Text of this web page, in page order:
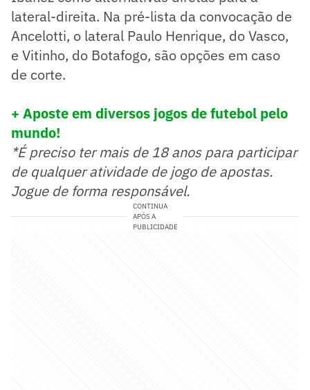
lateral-direita. Na pré-lista da convocação de
Ancelotti, o lateral Paulo Henrique, do Vasco,
e Vitinho, do Botafogo, são opções em caso
de corte.
+ Aposte em diversos jogos de futebol pelo
mundo!
*É preciso ter mais de 18 anos para participar
de qualquer atividade de jogo de apostas.
Jogue de forma responsável.
CONTINUA
APÓS A
PUBLICIDADE